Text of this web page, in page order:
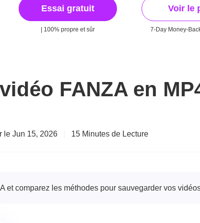
Essai gratuit
| 100% propre et sûr
Voir le
7-Day Money-
FANZA en
le Jun 15, 2026 15 Minutes de Lecture
et comparez les méthodes pour sauvegarder vos